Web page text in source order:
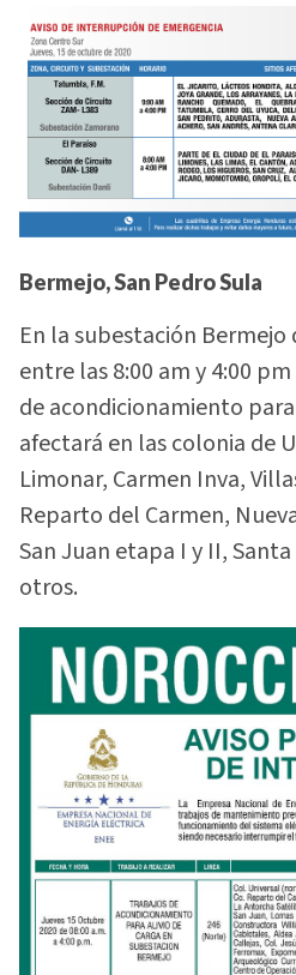
Bermejo, San Pedro Sula
En la subestación Bermejo
entre las 8:00 am y 4:00
de acondicionamiento
afectará en las colonia de
Limonar, Carmen Inva,
Reparto del Carmen,
San Juan etapa I y II,
otros.